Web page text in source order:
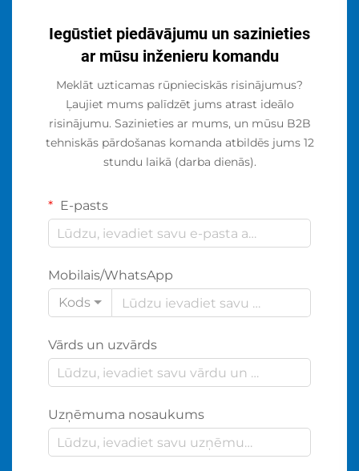
Iegūstiet piedāvājumu un sazinieties
ar mūsu inženieru komandu
Meklāt uzticamas rūpnieciskās risinājumus?
Ļaujiet mums palīdzēt jums atrast ideālo
risinājumu. Sazinieties ar mums, un mūsu B2B
tehniskās pārdošanas komanda atbildēs jums 12
stundu laikā (darba dienās).
E-pasts
Mobilais/WhatsApp
Kods
Vārds un uzvārds
Uzņēmuma nosaukums